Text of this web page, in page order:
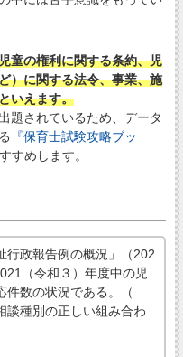
童の権利に関する条約、児
）に関する法令、事業、施
いえます。
題されているため、データ
『保育士試験攻略ブッ
すめします。
政報告例の概況」（202
（令和３）年度中の児
件数の状況である。（
種別の正しい組み合わ